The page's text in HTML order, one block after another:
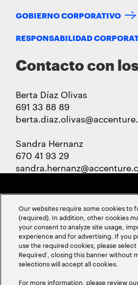
GOBIERNO CORPORATIVO
RESPONSABILIDAD
Contacto con
Berta Díaz Olivas
691 33 88 89
Sandra Hernanz
670 41 93 29
ABOUT USCONTACT US CAREERS
Our websites require some cookies to
(required). In addition, other cookies
your consent to analyze site usage,
experience and for advertising. If you
use the required cookies, please select
Required’, closing this banner without
selections will accept all cookies.
For more information, please review